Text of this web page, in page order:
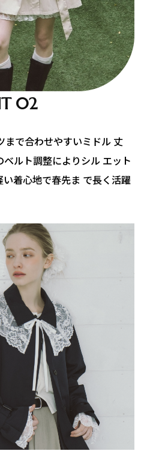
02
まで合わせやすいミドル 丈
ルト調整によりシル エット
着心地で春先ま で長く活躍